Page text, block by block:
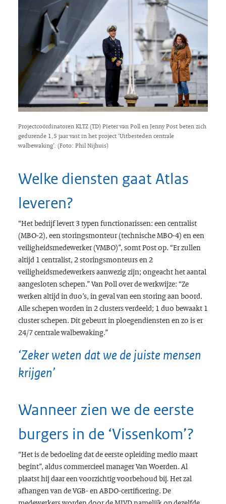
Projectcoördinatoren KLTZ (TD) Pieter van Poll en Jenny Post beten zich
gedurende 1,5 jaar vast in het project ‘Uitbesteden centrale
walbewaking’. (Foto: Phil Nijhuis)
Welke diensten gaat Atlas
leveren?
“Het bedrijf levert 3 typen functionarissen: een centralist
(MBO-2), een storingsmonteur (technische MBO-4) en een
veiligheidsmedewerker (VMBO)”, somt Post op. “Er zullen
altijd 1 centralist, 2 storingsmonteurs en 2
veiligheidsmedewerkers aanwezig zijn; ongeacht het aantal
aangesloten schepen.” Van Poll over de werkwijze: “Ze
werken altijd in duo’s, in geval van een storing aan boord.
Alle schepen worden in 2 clusters verdeeld; 1 duo bewaakt 1
cluster schepen. Dit gebeurt in ploegendiensten en zo is er
24/7 centrale walbewaking.”
‘Zeker weten dat we de juiste mensen
krijgen’
Wanneer zien we de eerste
burgers in de ‘Vissenkom’?
“Het is de bedoeling dat de eerste opleiding medio maart
begint”, aldus commercieel manager Van Woerden. Al
plaatst hij daar een voorzichtig voorbehoud bij. Het zal
afhangen van de VGB- en ABDO-certificering. De